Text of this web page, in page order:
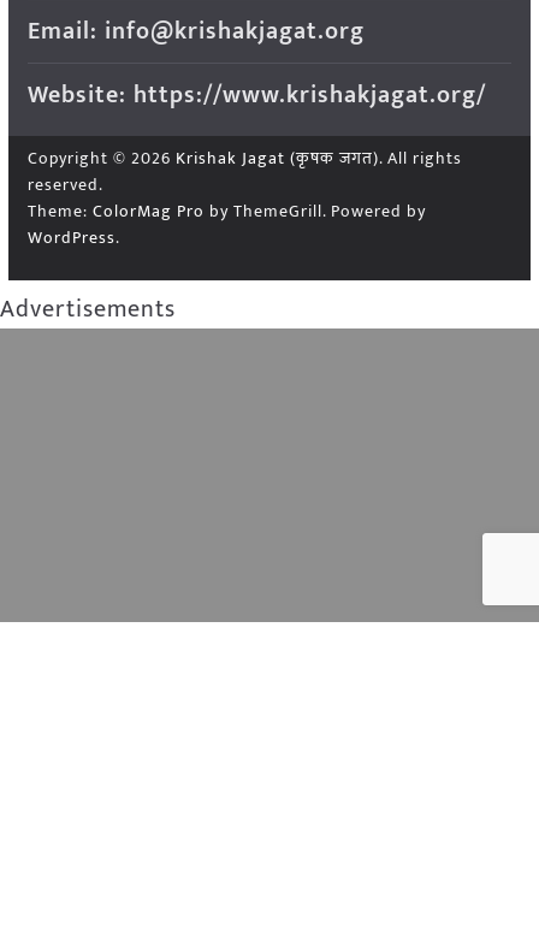
Email: info@krishakjagat.org
Website: https://www.krishakjagat.org/
Copyright © 2026 Krishak Jagat (कृषक जगत). All rights
reserved.
Theme: ColorMag Pro by ThemeGrill. Powered by
WordPress.
Advertisements